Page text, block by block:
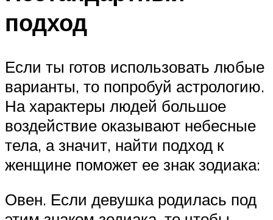
подход
Если ты готов использовать любые
варианты, то попробуй астрологию.
На характеры людей большое
воздействие оказывают небесные
тела, а значит, найти подход к
женщине поможет ее знак зодиака:
Овен. Если девушка родилась под